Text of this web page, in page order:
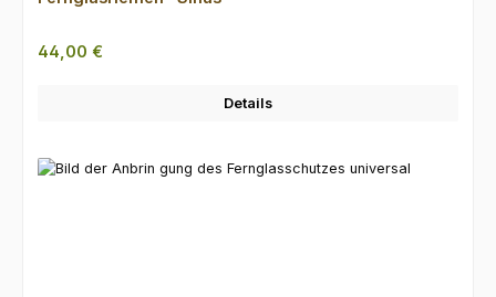
Regulärer Preis:
44,00 €
Details